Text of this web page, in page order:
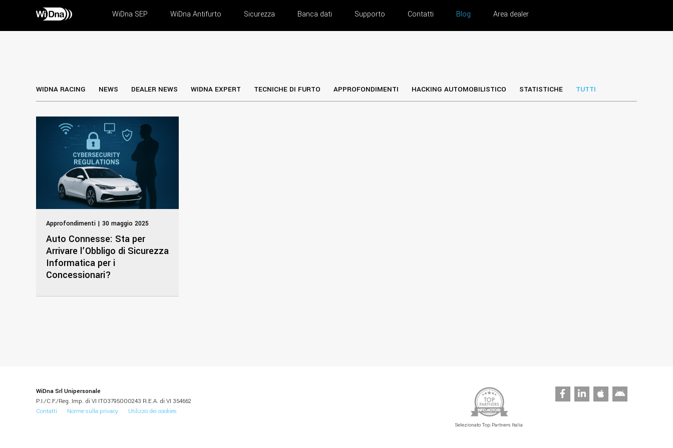
WiDna SEP WiDna Antifurto Sicurezza Banca dati Supporto Contatti Blog Area dealer
WIDNA RACING NEWS DEALER NEWS WIDNA EXPERT TECNICHE DI FURTO APPROFONDIMENTI HACKING AUTOMOBILISTICO STATISTICHE TUTTI
Approfondimenti | 30 maggio 2025
Auto Connesse: Sta per
Arrivare l’Obbligo di Sicurezza
Informatica per i
Concessionari?
WiDna Srl Unipersonale
P.I./C.F./Reg. Imp. di VI IT03795000243 R.E.A. di VI 354662
Contatti
Norme sulla privacy Utilizzo dei cookies
Selezionato Top Partners Italia